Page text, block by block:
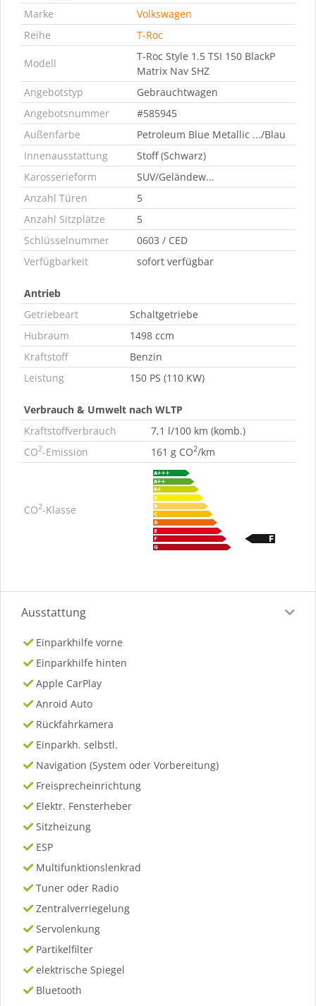
Marke
Volkswagen
Reihe
T-Roc
Modell
T-Roc Style 1.5 TSI 150 BlackP
Matrix Nav SHZ
Angebotstyp
Gebrauchtwagen
Angebotsnummer
#585945
Außenfarbe
Petroleum Blue Metallic .../Blau
Innenausstattung
Stoff (Schwarz)
Karosserieform
SUV/Geländew...
Anzahl Türen
5
Anzahl Sitzplätze
5
Schlüsselnummer
0603 / CED
Verfügbarkeit
sofort verfügbar
Antrieb
Getriebeart
Schaltgetriebe
Hubraum
1498 ccm
Kraftstoff
Benzin
Leistung
150 PS (110 KW)
Verbrauch & Umwelt nach WLTP
Kraftstoffverbrauch
7,1 l/100 km (komb.)
CO2-Emission 161 g CO2/km
CO2-Klasse
Ausstattung
Einparkhilfe vorne
Einparkhilfe hinten
Apple CarPlay
Anroid Auto
Rückfahrkamera
Einparkh. selbstl.
Navigation (System oder Vorbereitung)
Freisprecheinrichtung
Elektr. Fensterheber
Sitzheizung
ESP
Multifunktionslenkrad
Tuner oder Radio
Zentralverriegelung
Servolenkung
Partikelfilter
elektrische Spiegel
Bluetooth